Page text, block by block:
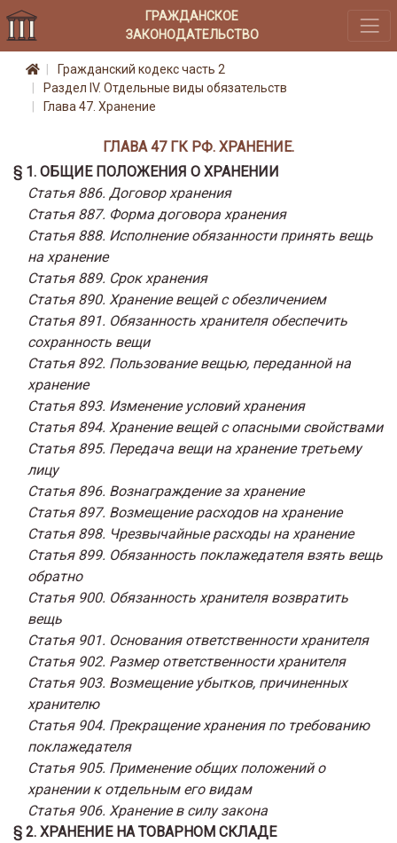
ГРАЖДАНСКОЕ
ЗАКОНОДАТЕЛЬСТВО
Гражданский кодекс часть 2
Раздел IV. Отдельные виды обязательств
Глава 47. Хранение
ГЛАВА 47 ГК РФ. ХРАНЕНИЕ.
§ 1. ОБЩИЕ ПОЛОЖЕНИЯ О ХРАНЕНИИ
Статья 886. Договор хранения
Статья 887. Форма договора хранения
Статья 888. Исполнение обязанности принять вещь
на хранение
Статья 889. Срок хранения
Статья 890. Хранение вещей с обезличением
Статья 891. Обязанность хранителя обеспечить
сохранность вещи
Статья 892. Пользование вещью, переданной на
хранение
Статья 893. Изменение условий хранения
Статья 894. Хранение вещей с опасными свойствами
Статья 895. Передача вещи на хранение третьему
лицу
Статья 896. Вознаграждение за хранение
Статья 897. Возмещение расходов на хранение
Статья 898. Чрезвычайные расходы на хранение
Статья 899. Обязанность поклажедателя взять вещь
обратно
Статья 900. Обязанность хранителя возвратить
вещь
Статья 901. Основания ответственности хранителя
Статья 902. Размер ответственности хранителя
Статья 903. Возмещение убытков, причиненных
хранителю
Статья 904. Прекращение хранения по требованию
поклажедателя
Статья 905. Применение общих положений о
хранении к отдельным его видам
Статья 906. Хранение в силу закона
§ 2. ХРАНЕНИЕ НА ТОВАРНОМ СКЛАДЕ